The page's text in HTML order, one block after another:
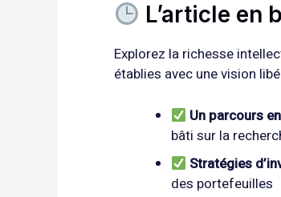
L’article en
Explorez la richesse
établies avec une vision
Un parcours
bâti sur la
Stratégies
des portefeuilles